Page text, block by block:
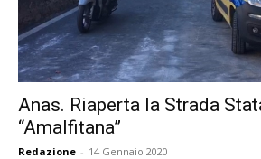
Anas. Riaperta la Strada
“Amalfitana”
Redazione - 14 Gennaio 2020